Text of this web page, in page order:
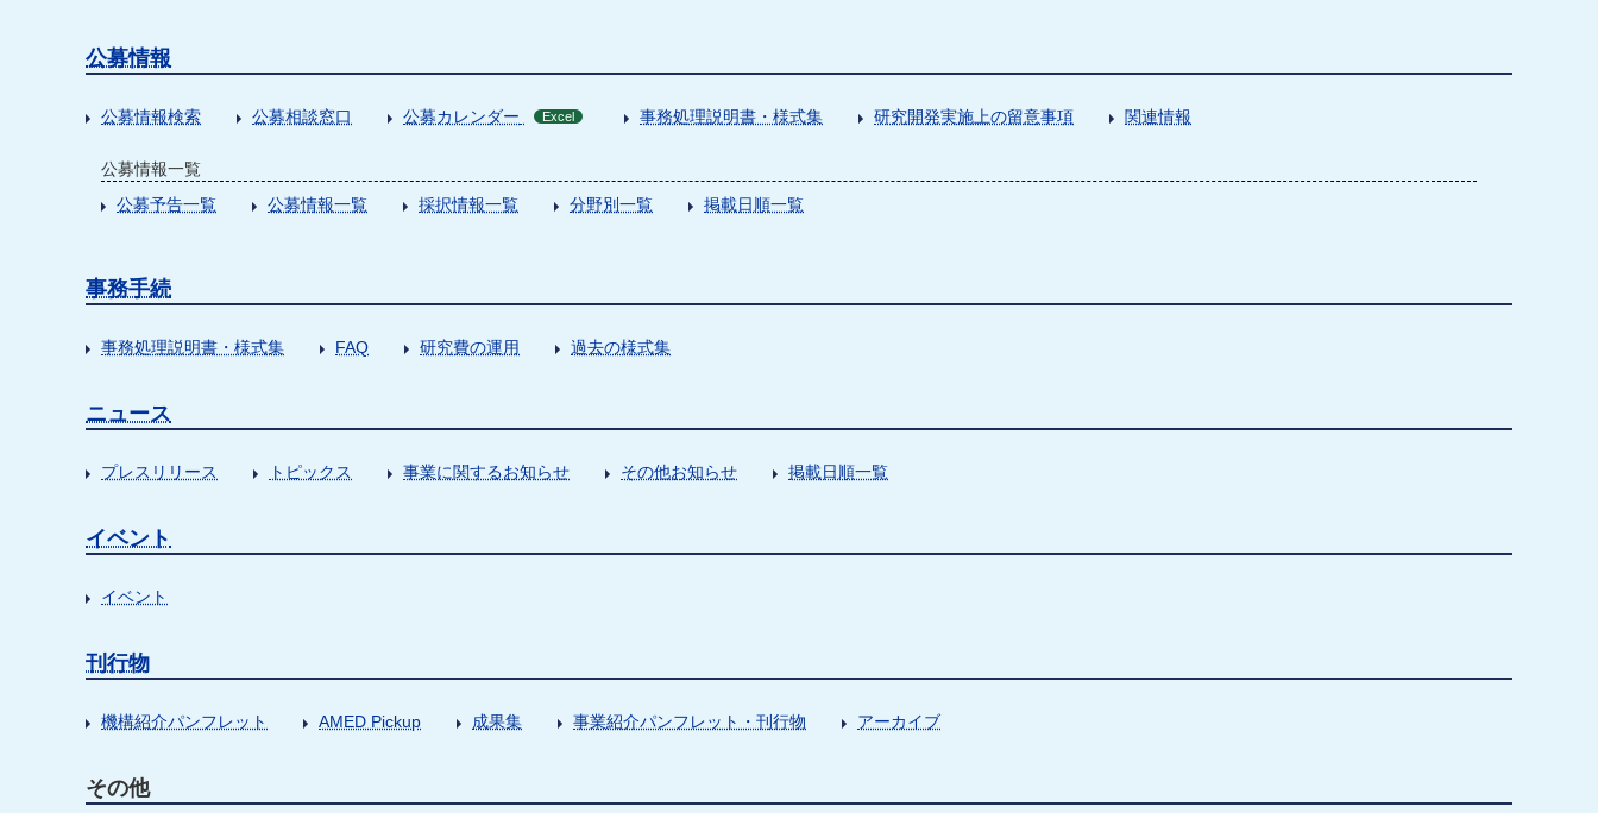
公募情報
公募情報検索 公募相談窓口 公募カレンダー Excel 事務処理説明書・様式集 研究開発実施上の留意事項 関連情報
公募情報一覧
公募予告一覧
公募情報一覧 採択情報一覧 分野別一覧 掲載日順一覧
事務手続
事務処理説明書・様式集 FAQ 研究費の運用 過去の様式集
ニュース
プレスリリース トピックス 事業に関するお知らせ その他お知らせ 掲載日順一覧
イベント
イベント
刊行物
機構紹介パンフレット AMED Pickup 成果集 事業紹介パンフレット・刊行物 アーカイブ
その他